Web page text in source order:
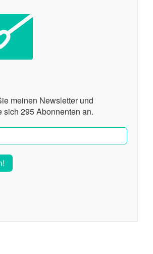
meinen Newsletter und
295 Abonnenten an.